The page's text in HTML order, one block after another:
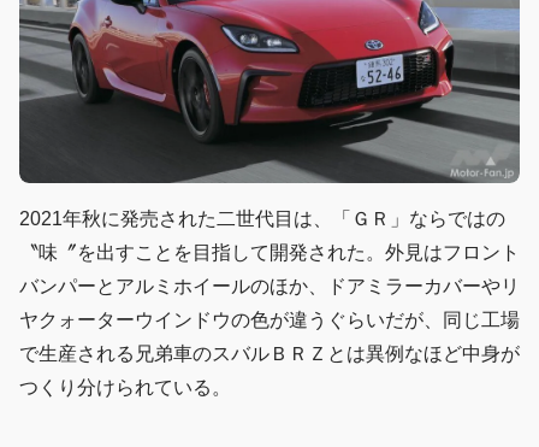
2021年秋に発売された二世代目は、「ＧＲ」ならではの
〝味〞を出すことを目指して開発された。外見はフロント
バンパーとアルミホイールのほか、ドアミラーカバーやリ
ヤクォーターウインドウの色が違うぐらいだが、同じ工場
で生産される兄弟車のスバルＢＲＺとは異例なほど中身が
つくり分けられている。